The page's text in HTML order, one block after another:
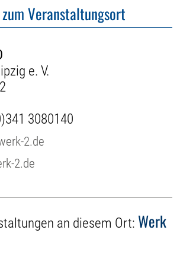
Veranstaltungsort
e. V.
3080140
2.de
2.de
an diesem Ort: Werk